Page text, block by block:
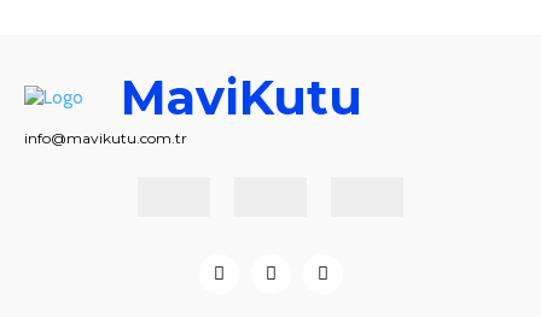
MaviKutu
info@mavikutu.com.tr